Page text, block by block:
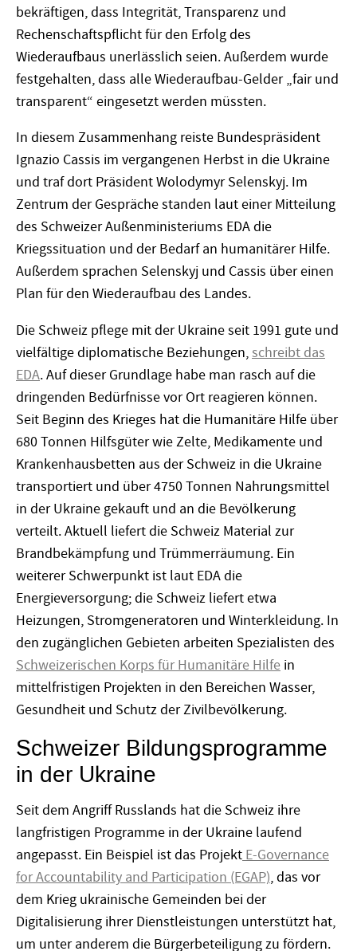
bekräftigen, dass Integrität, Transparenz und
Rechenschaftspflicht für den Erfolg des
Wiederaufbaus unerlässlich seien. Außerdem wurde
festgehalten, dass alle Wiederaufbau-Gelder „fair und
transparent“ eingesetzt werden müssten.
In diesem Zusammenhang reiste Bundespräsident
Ignazio Cassis im vergangenen Herbst in die Ukraine
und traf dort Präsident Wolodymyr Selenskyj. Im
Zentrum der Gespräche standen laut einer Mitteilung
des Schweizer Außenministeriums EDA die
Kriegssituation und der Bedarf an humanitärer Hilfe.
Außerdem sprachen Selenskyj und Cassis über einen
Plan für den Wiederaufbau des Landes.
Die Schweiz pflege mit der Ukraine seit 1991 gute und
vielfältige diplomatische Beziehungen,schreibt das
EDA. Auf dieser Grundlage habe man rasch auf die
dringenden Bedürfnisse vor Ort reagieren können.
Seit Beginn des Krieges hat die Humanitäre Hilfe über
680 Tonnen Hilfsgüter wie Zelte, Medikamente und
Krankenhausbetten aus der Schweiz in die Ukraine
transportiert und über 4750 Tonnen Nahrungsmittel
in der Ukraine gekauft und an die Bevölkerung
verteilt. Aktuell liefert die Schweiz Material zur
Brandbekämpfung und Trümmerräumung. Ein
weiterer Schwerpunkt ist laut EDA die
Energieversorgung; die Schweiz liefert etwa
Heizungen, Stromgeneratoren und Winterkleidung. In
den zugänglichen Gebieten arbeiten Spezialisten des
Schweizerischen Korps für Humanitäre Hilfe in
mittelfristigen Projekten in den Bereichen Wasser,
Gesundheit und Schutz der Zivilbevölkerung.
Schweizer Bildungsprogramme
in der Ukraine
Seit dem Angriff Russlands hat die Schweiz ihre
langfristigen Programme in der Ukraine laufend
angepasst. Ein Beispiel ist das Projekt E-Governance
for Accountability and Participation (EGAP), das vor
dem Krieg ukrainische Gemeinden bei der
Digitalisierung ihrer Dienstleistungen unterstützt hat,
um unter anderem die Bürgerbeteiligung zu fördern.